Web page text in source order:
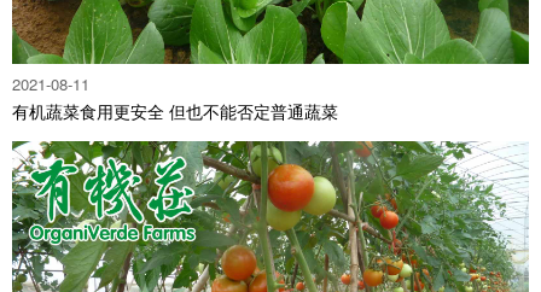
2021-08-11
有机蔬菜食用更安全 但也不能否定普通蔬菜